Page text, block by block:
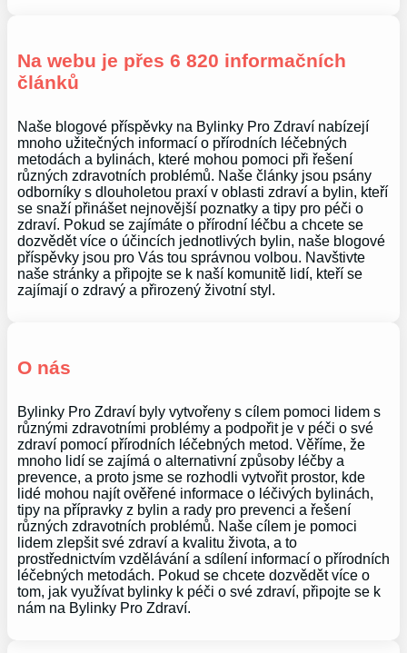
Na webu je přes 6 820 informačních
článků
Naše blogové příspěvky na Bylinky Pro Zdraví nabízejí
mnoho užitečných informací o přírodních léčebných
metodách a bylinách, které mohou pomoci při řešení
různých zdravotních problémů. Naše články jsou psány
odborníky s dlouholetou praxí v oblasti zdraví a bylin, kteří
se snaží přinášet nejnovější poznatky a tipy pro péči o
zdraví. Pokud se zajímáte o přírodní léčbu a chcete se
dozvědět více o účincích jednotlivých bylin, naše blogové
příspěvky jsou pro Vás tou správnou volbou. Navštivte
naše stránky a připojte se k naší komunitě lidí, kteří se
zajímají o zdravý a přirozený životní styl.
O nás
Bylinky Pro Zdraví byly vytvořeny s cílem pomoci lidem s
různými zdravotními problémy a podpořit je v péči o své
zdraví pomocí přírodních léčebných metod. Věříme, že
mnoho lidí se zajímá o alternativní způsoby léčby a
prevence, a proto jsme se rozhodli vytvořit prostor, kde
lidé mohou najít ověřené informace o léčivých bylinách,
tipy na přípravky z bylin a rady pro prevenci a řešení
různých zdravotních problémů. Naše cílem je pomoci
lidem zlepšit své zdraví a kvalitu života, a to
prostřednictvím vzdělávání a sdílení informací o přírodních
léčebných metodách. Pokud se chcete dozvědět více o
tom, jak využívat bylinky k péči o své zdraví, připojte se k
nám na Bylinky Pro Zdraví.